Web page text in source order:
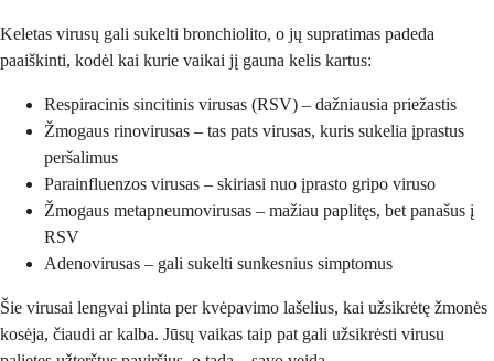
Keletas virusų gali sukelti bronchiolito, o jų supratimas padeda
paaiškinti, kodėl kai kurie vaikai jį gauna kelis kartus:
Respiracinis sincitinis virusas (RSV) – dažniausia priežastis
Žmogaus rinovirusas – tas pats virusas, kuris sukelia įprastus
peršalimus
Parainfluenzos virusas – skiriasi nuo įprasto gripo viruso
Žmogaus metapneumovirusas – mažiau paplitęs, bet panašus į
RSV
Adenovirusas – gali sukelti sunkesnius simptomus
Šie virusai lengvai plinta per kvėpavimo lašelius, kai užsikrėtę žmonės
kosėja, čiaudi ar kalba. Jūsų vaikas taip pat gali užsikrėsti virusu